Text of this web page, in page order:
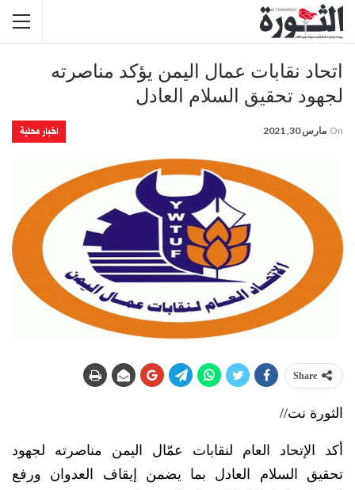
اتحاد نقابات عمال اليمن يؤكد مناصرته
لجهود تحقيق السلام العادل
اخبار محلية On مارس 30, 2021
Share
الثورة نت//
أكد الإتحاد العام لنقابات عمّال اليمن مناصرته لجهود
تحقيق السلام العادل بما يضمن إيقاف العدوان ورفع